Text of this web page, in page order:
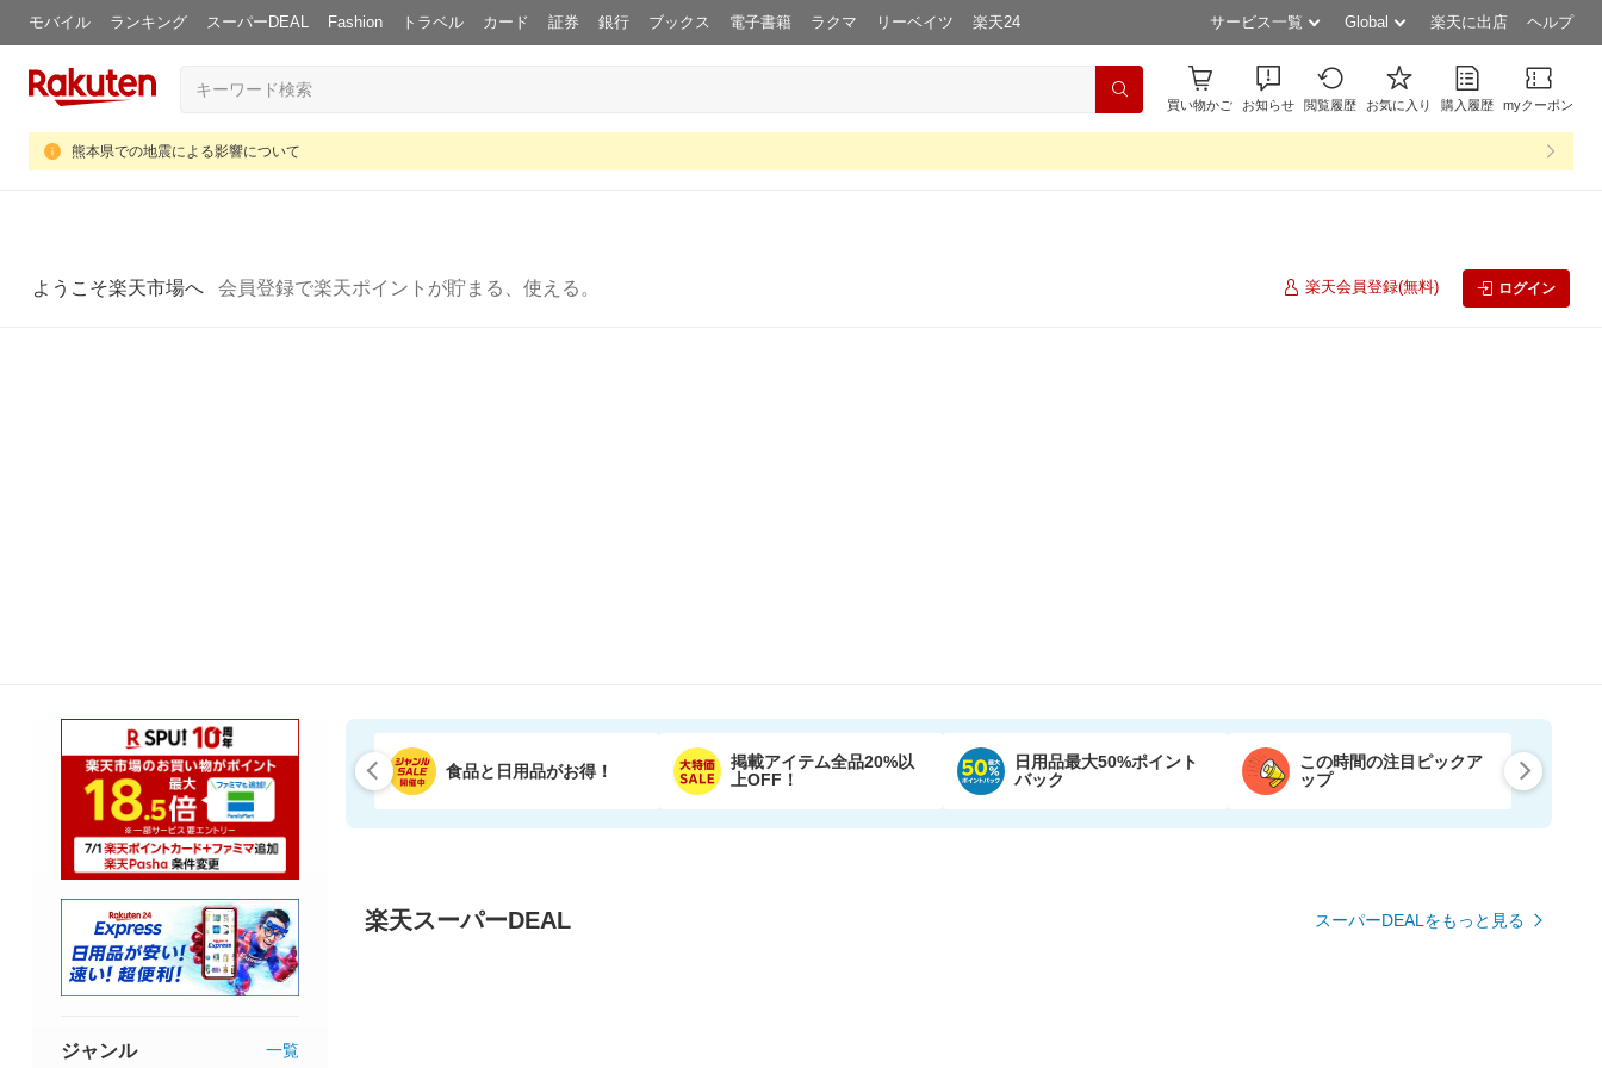
モバイル ランキング スーパーDEAL Fashion トラベル カード 証券 銀行 ブックス 電子書籍 ラクマ リーベイツ 楽天24 サービス一覧 Global 楽天に出店 ヘルプ
買い物かご お知らせ 閲覧履歴 お気に入り 購入履歴 myクーポン
熊本県での地震による影響について
ようこそ楽天市場へ 会員登録で楽天ポイントが貯まる、使える。 楽天会員登録(無料) ログイン
食品と日用品がお得！
掲載アイテム全品20%以
上OFF！
日用品最大50%ポイント
バック
この時間の注目ピックア
ップ
楽天スーパーDEAL スーパーDEALをもっと見る
ジャンル 一覧